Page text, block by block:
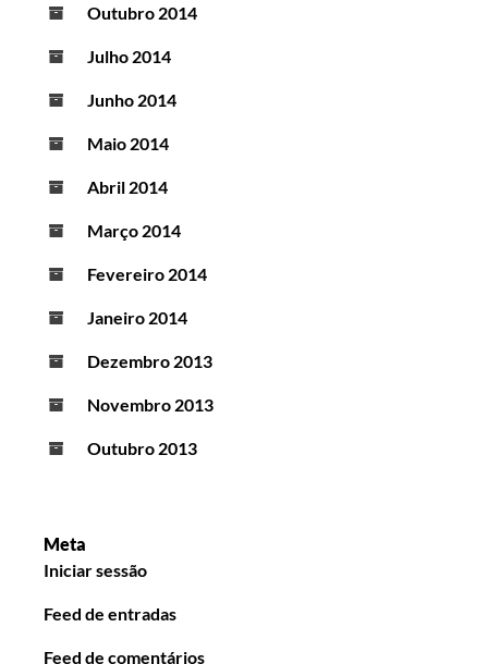
Outubro 2014
Julho 2014
Junho 2014
Maio 2014
Abril 2014
Março 2014
Fevereiro 2014
Janeiro 2014
Dezembro 2013
Novembro 2013
Outubro 2013
Meta
Iniciar sessão
Feed de entradas
Feed de comentários